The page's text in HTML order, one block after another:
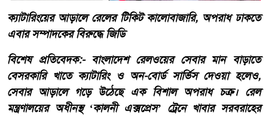
ক্যাটারিংয়ের আড়ালে রেলের টিকিট কালোবাজারি, অপরাধ ঢাকতে
এবার সম্পাদকের বিরুদ্ধে জিডি
​বিশেষ প্রতিবেদক:- ​বাংলাদেশ রেলওয়ের সেবার মান বাড়াতে
বেসরকারি খাতে ক্যাটারিং ও অন-বোর্ড সার্ভিস দেওয়া হলেও,
সেবার আড়ালে গড়ে উঠেছে এক বিশাল অপরাধ চক্র। রেল
মন্ত্রণালয়ের অধীনস্থ ‘কালনী এক্সপ্রেস’ ট্রেনে খাবার সরবরাহের